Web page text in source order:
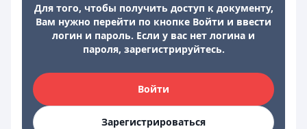
Для того, чтобы получить доступ к документу,
Вам нужно перейти по кнопке Войти и ввести
логин и пароль. Если у вас нет логина и
пароля, зарегистрируйтесь.
Войти
Зарегистрироваться